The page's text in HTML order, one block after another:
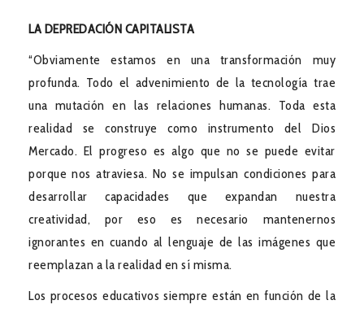
LA DEPREDACIÓN CAPITALISTA
“Obviamente estamos en una transformación muy
profunda. Todo el advenimiento de la tecnología trae
una mutación en las relaciones humanas. Toda esta
realidad se construye como instrumento del Dios
Mercado. El progreso es algo que no se puede evitar
porque nos atraviesa. No se impulsan condiciones para
desarrollar capacidades que expandan nuestra
creatividad, por eso es necesario mantenernos
ignorantes en cuando al lenguaje de las imágenes que
reemplazan a la realidad en sí misma.
Los procesos educativos siempre están en función de la